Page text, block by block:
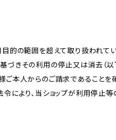
目的の範囲を超えて取り扱われ
きその利用の停止又は消去（以
ご本人からのご請求であること
により、当ショップが利用停止